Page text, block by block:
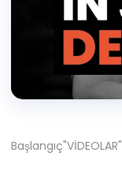
Başlangıç"VİDEOLAR"